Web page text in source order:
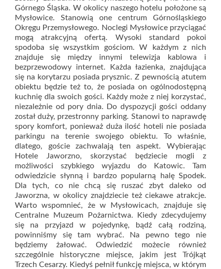
Górnego Śląska. W okolicy naszego hotelu położone są
Mysłowice. Stanowią one centrum Górnośląskiego
Okręgu Przemysłowego. Noclegi Mysłowice przyciągać
mogą atrakcyjną ofertą. Wysoki standard pokoi
spodoba się wszystkim gościom. W każdym z nich
znajduje się między innymi telewizja kablowa i
bezprzewodowy internet. Każda łazienka, znajdująca
się na korytarzu posiada prysznic. Z pewnością atutem
obiektu będzie też to, że posiada on ogólnodostępną
kuchnię dla swoich gości. Każdy może z niej korzystać,
niezależnie od pory dnia. Do dyspozycji gości oddany
został duży, przestronny parking. Stanowi to naprawdę
spory komfort, ponieważ duża ilość hoteli nie posiada
parkingu na terenie swojego obiektu. To właśnie,
dlatego, goście zachwalają ten aspekt. Wybierając
Hotele Jaworzno, skorzystać będziecie mogli z
możliwości szybkiego wyjazdu do Katowic. Tam
odwiedzicie słynną i bardzo popularną halę Spodek.
Dla tych, co nie chcą się ruszać zbyt daleko od
Jaworzna, w okolicy znajdziecie też ciekawe atrakcje.
Warto wspomnieć, że w Mysłowicach, znajduje się
Centralne Muzeum Pożarnictwa. Kiedy zdecydujemy
się na przyjazd w pojedynkę, bądź całą rodziną,
powinniśmy się tam wybrać. Na pewno tego nie
będziemy żałować. Odwiedzić możecie również
szczególnie historyczne miejsce, jakim jest Trójkąt
Trzech Cesarzy. Kiedyś pełnił funkcję miejsca, w którym